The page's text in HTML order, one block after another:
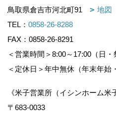
鳥取県倉吉市河北町91
地図
TEL： 0858-26-8288
FAX：0858-26-8291
＜営業時間＞8:00～17:00（日
＜定休日＞年中無休（年末年始
《米子営業所（イシンホーム米
〒683-0033